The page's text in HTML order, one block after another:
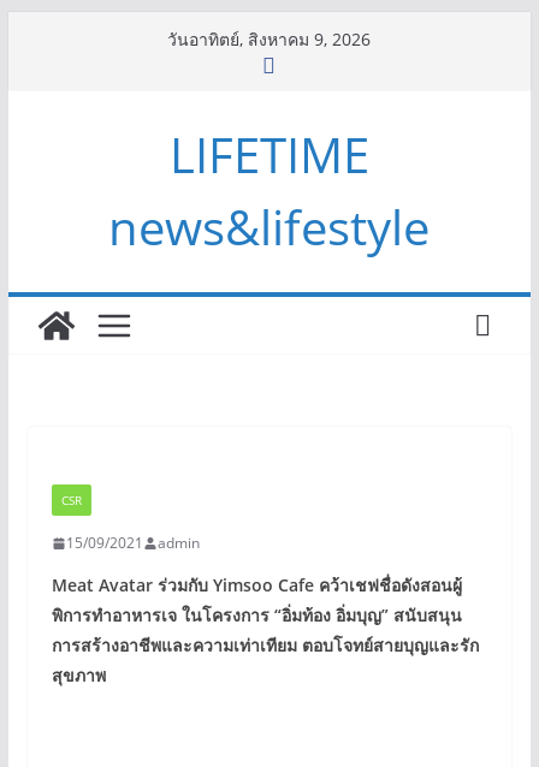
วันอาทิตย์, สิงหาคม 9, 2026
LIFETIME
news&lifestyle
CSR
15/09/2021 admin
Meat Avatar ร่วมกับ Yimsoo Cafe คว้าเชฟชื่อดังสอนผู้
พิการทำอาหารเจ ในโครงการ “อิ่มท้อง อิ่มบุญ” สนับสนุน
การสร้างอาชีพและความเท่าเทียม ตอบโจทย์สายบุญและรัก
สุขภาพ